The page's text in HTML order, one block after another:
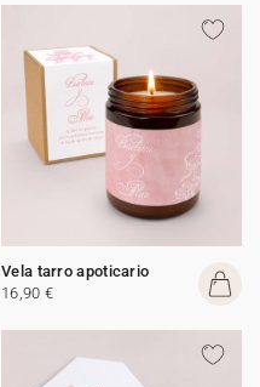
Vela tarro apoticario
16,90 €